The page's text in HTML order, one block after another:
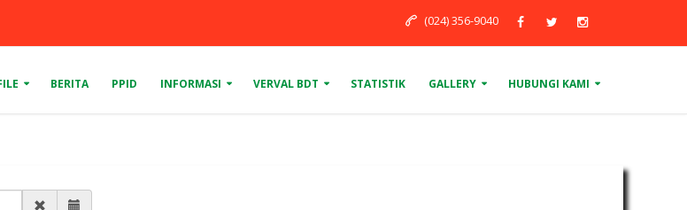
(024) 356-9040
BERITA PPID INFORMASI VERVAL BDT STATISTIK GALLERY HUBUNGI KAMI